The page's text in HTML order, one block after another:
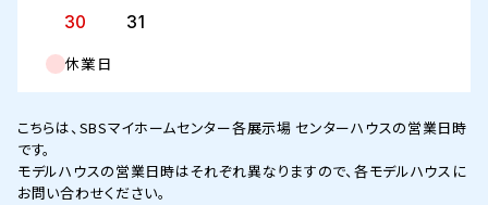
30 31
休業日
こちらは、SBSマイホームセンター各展示場 センターハウスの営業日時
です。
モデルハウスの営業日時はそれぞれ異なりますので、各モデルハウスに
お問い合わせください。